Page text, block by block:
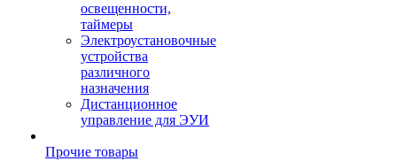
освещенности,
таймеры
Электроустановочные
устройства
различного
назначения
Дистанционное
управление для ЭУИ
Прочие товары